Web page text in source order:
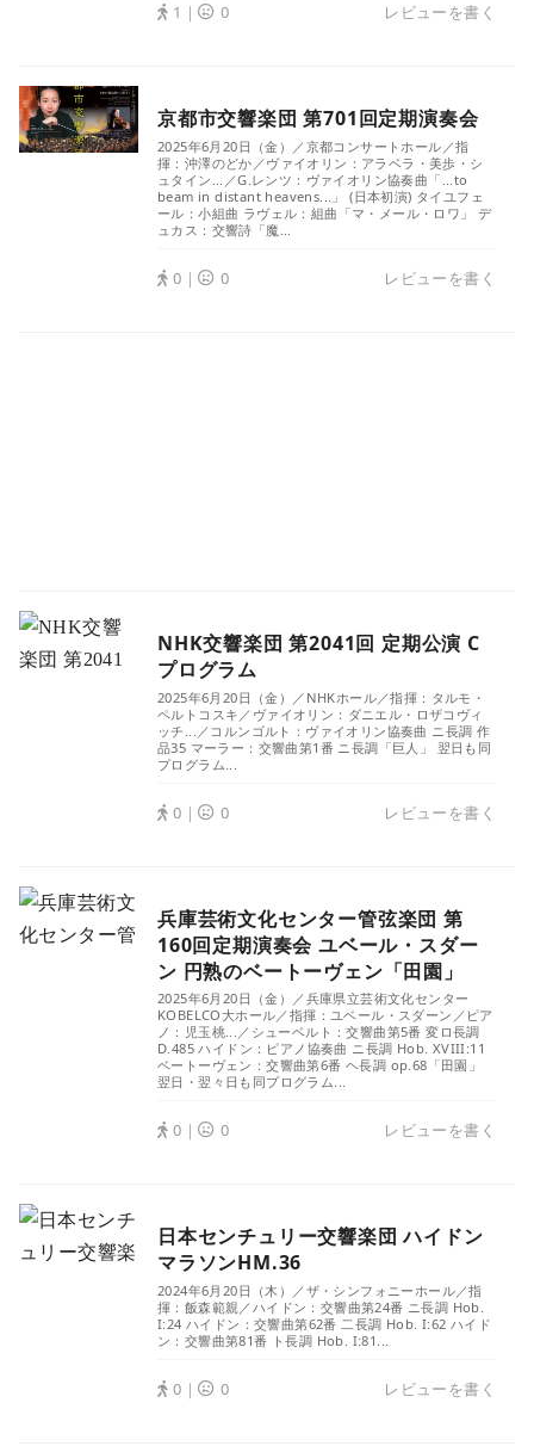
1｜ 0 レビューを書く
京都市交響楽団 第701回定期演奏会
2025年6月20日（金）／京都コンサートホール／指
揮：沖澤のどか／ヴァイオリン：アラベラ・美歩・シ
ュタイン...／G.レンツ：ヴァイオリン協奏曲「...to
beam in distant heavens...」 (日本初演) タイユフェ
ール：小組曲 ラヴェル：組曲「マ・メール・ロワ」 デ
ュカス：交響詩「魔...
0｜ 0 レビューを書く
NHK交響楽団 第2041回 定期公演 C
プログラム
2025年6月20日（金）／NHKホール／指揮：タルモ・
ペルトコスキ／ヴァイオリン：ダニエル・ロザコヴィ
ッチ...／コルンゴルト：ヴァイオリン協奏曲 ニ長調 作
品35 マーラー：交響曲第1番 ニ長調「巨人」 翌日も同
プログラム...
0｜ 0 レビューを書く
兵庫芸術文化センター管弦楽団 第
160回定期演奏会 ユベール・スダー
ン 円熟のベートーヴェン「田園」
2025年6月20日（金）／兵庫県立芸術文化センター
KOBELCO大ホール／指揮：ユベール・スダーン／ピア
ノ：児玉桃...／シューベルト：交響曲第5番 変ロ長調
D.485 ハイドン：ピアノ協奏曲 ニ長調 Hob. XVIII:11
ベートーヴェン：交響曲第6番 ヘ長調 op.68「田園」
翌日・翌々日も同プログラム...
0｜ 0 レビューを書く
日本センチュリー交響楽団 ハイドン
マラソンHM.36
2024年6月20日（木）／ザ・シンフォニーホール／指
揮：飯森範親／ハイドン：交響曲第24番 ニ長調 Hob.
I:24 ハイドン：交響曲第62番 二長調 Hob. I:62 ハイド
ン：交響曲第81番 ト長調 Hob. I:81...
0｜ 0 レビューを書く